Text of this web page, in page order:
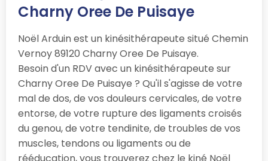
Charny Oree De Puisaye
Noël Arduin est un kinésithérapeute situé Chemin
Vernoy 89120 Charny Oree De Puisaye.
Besoin d'un RDV avec un kinésithérapeute sur
Charny Oree De Puisaye ? Qu'il s'agisse de votre
mal de dos, de vos douleurs cervicales, de votre
entorse, de votre rupture des ligaments croisés
du genou, de votre tendinite, de troubles de vos
muscles, tendons ou ligaments ou de
rééducation, vous trouverez chez le kiné Noël